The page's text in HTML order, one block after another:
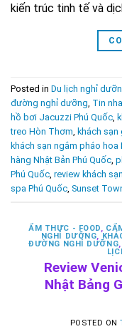
kiến trúc tinh tế và
Posted in Du lịch nghỉ
đường nghỉ dưỡng, Tin
hồ bơi Jacuzzi Phú Quốc,
treo Hòn Thơm, khách sạn
khách sạn ngắm pháo hoa
hàng Nhật Bản Phú Quốc,
Phú Quốc, review khách
spa Phú Quốc, Sunset
ẨM THỰC - FOOD,
NGHỈ DƯỠNG,
ĐƯỜNG NGHỈ DƯỠNG,
Review
Nhật Bảng
POSTED ON